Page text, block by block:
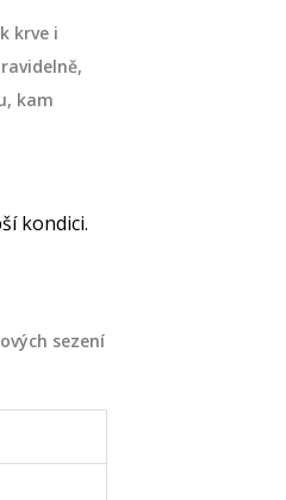
krve i
kam
kondici.
sezení